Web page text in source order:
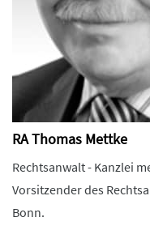
RA Thomas Mettke
Rechtsanwalt - Kanzlei
Vorsitzender des
Bonn.